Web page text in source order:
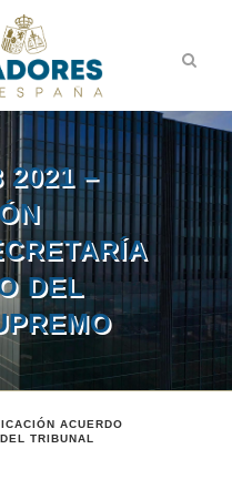
2021 –
DEL
ACUERDO
TRIBUNAL